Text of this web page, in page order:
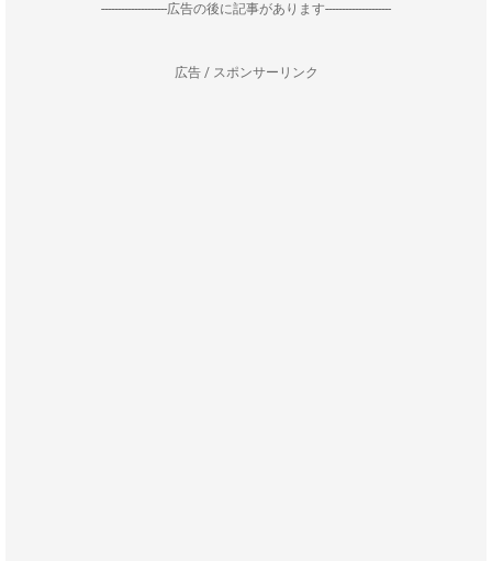
--------------------広告の後に記事があります--------------------
広告 / スポンサーリンク